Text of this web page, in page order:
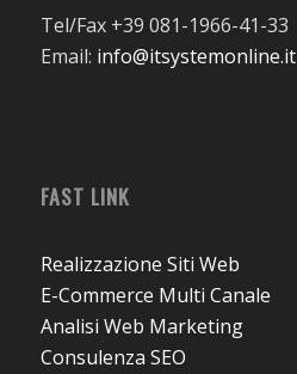
Tel/Fax +39 081-1966-41-33
Email: info@itsystemonline.it
FAST LINK
Realizzazione Siti Web
E-Commerce Multi Canale
Analisi Web Marketing
Consulenza SEO